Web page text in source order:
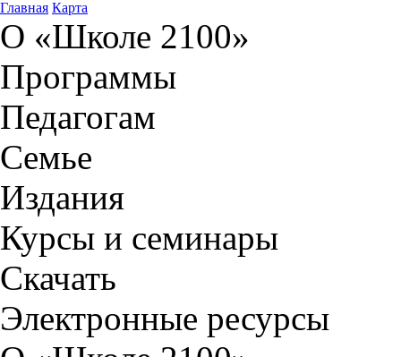
Главная Карта
О «Школе 2100»
Программы
Педагогам
Семье
Издания
Курсы и семинары
Скачать
Электронные ресурсы